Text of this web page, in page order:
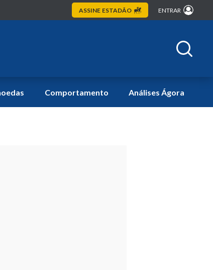
ASSINE ESTADÃO ENTRAR
Comportamento Análises Ágora